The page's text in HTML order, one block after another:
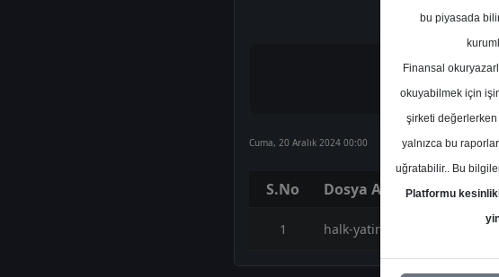
Cuma, 20 Aralık 2024 00:00
S.No Dosya Adı
1 halk-yatirim-bist-akilli-
bu piyasada
Finansal
okuyabilmek için
şirketi
yalnızca bu
uğratabilir.. Bu
Platformu